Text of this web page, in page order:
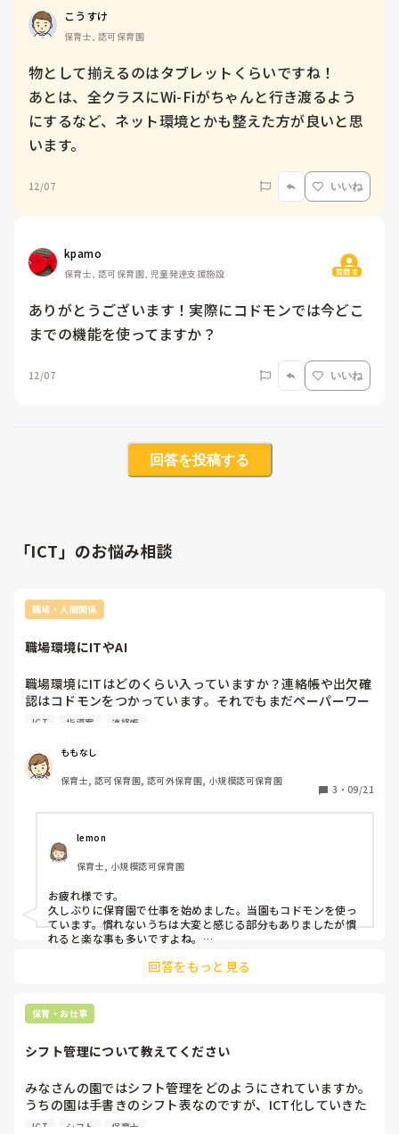
こうすけ
保育士, 認可保育園
物として揃えるのはタブレットくらいですね！
あとは、全クラスにWi-Fiがちゃんと行き渡るよう
にするなど、ネット環境とかも整えた方が良いと思
います。
12/07 いいね
kpamo
保育士, 認可保育園, 児童発達支援施設 質問主
ありがとうございます！実際にコドモンでは今どこ
までの機能を使ってますか？
12/07 いいね
回答を投稿する
「ICT」のお悩み相談
職場・人間関係
職場環境にITやAI
職場環境にITはどのくらい入っていますか？連絡帳や出欠確
認はコドモンをつかっています。それでもまだペーパーワー
クが多いような気がしています。管理栄養士の先生もたくさ
行ったり、シフトも手動で作っており、どうにかIT技術やAI
を活用できないものかと考えています。個人的には、発表会
や運動会の演目決めなどは、Chat GTPと相談しているんで
ICT 指導案 連絡帳
ももなし
保育士, 認可保育園, 認可外保育園, 小規模認可保育園
3 ・ 09/21
lemon
保育士, 小規模認可保育園
お疲れ様です。
久しぶりに保育園で仕事を始めました。当園もコドモンを使っ
ています。慣れないうちは大変と感じる部分もありましたが慣
れると楽な事も多いですよね。
思うのですが、うちに関して言えばPC類が苦手な人や年配者は
で、すぐ入力という癖を付けましょうと行ってますが、そこが
難しい様です😅
ね
す🥹
回答をもっと見る
保育・お仕事
シフト管理について教えてください
みなさんの園ではシフト管理をどのようにされていますか。
うちの園は手書きのシフト表なのですが、ICT化していきた
いと思っていておすすめのアプリなどありましたら教えてく
ICT シフト 保育士